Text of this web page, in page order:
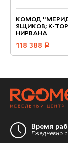
КОМОД
ЯЩИКОВ; К-
НИРВАНА
118 388 руб.
Время
Ежедневно